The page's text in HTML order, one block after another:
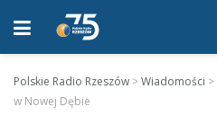
Polskie Radio Rzeszów >Wiadomości >
w Nowej Dębie